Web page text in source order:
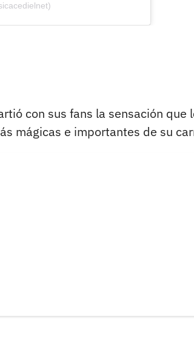
con sus fans la sensación que
mágicas e importantes de su